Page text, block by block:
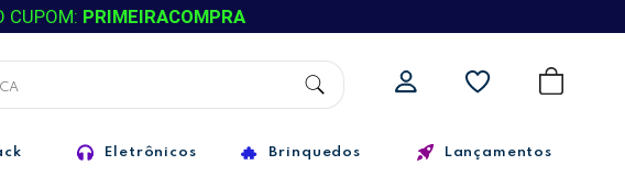
CUPOM: PRIMEIRACOMPRA
Eletrônicos Brinquedos Lançamentos